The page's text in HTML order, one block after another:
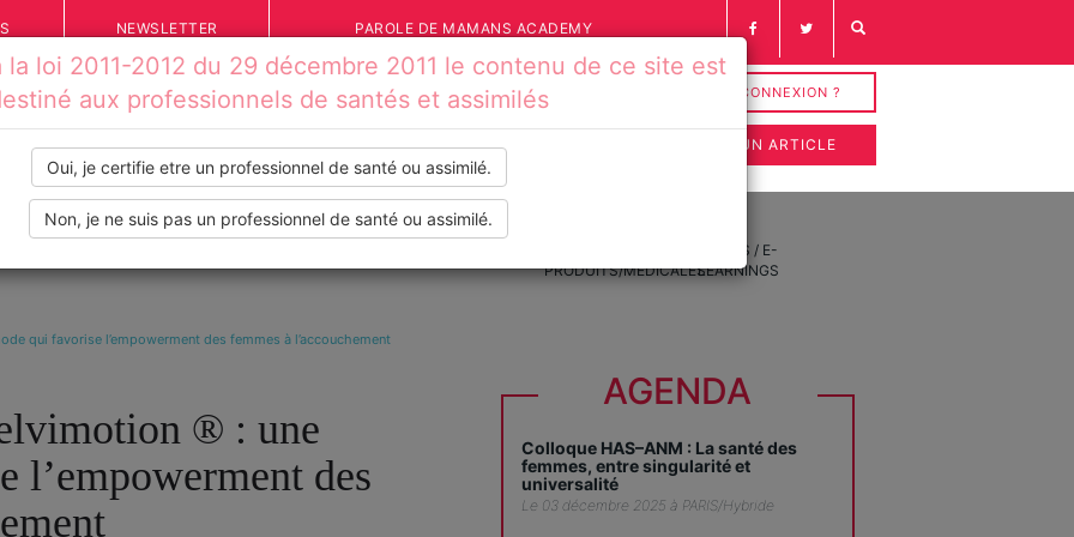
NEWSLETTER PAROLE DE MAMANS ACADEMY
INSCRIPTION / CONNEXION ?
SOUMETTRE UN ARTICLE
PRODUITS/MÉDICALES
VIDÉOS / E-
LEARNINGS
qui favorise l’empowerment des femmes à l’accouchement
® : une
l’empowerment des
AGENDA
Colloque HAS–ANM : La santé des
femmes, entre singularité et
universalité
Le 03 décembre 2025 à PARIS/Hybride
loi 2011-2012 du 29 décembre 2011 le contenu de ce site est
aux professionnels de santés et assimilés
Oui, je certifie etre un professionnel de santé ou assimilé.
Non, je ne suis pas un professionnel de santé ou assimilé.